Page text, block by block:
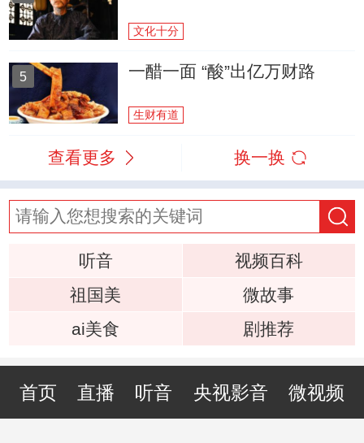
文化十分
5 一醋一面 “酸”出亿万财路
生财有道
查看更多 换一换
听音
视频百科
祖国美
微故事
ai美食
剧推荐
首页 直播 听音 央视影音 微视频